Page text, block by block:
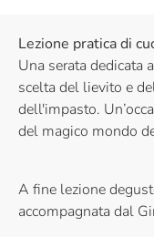
Lezione pratica di
Una serata dedicata
scelta del lievito e
dell'impasto.
del magico mondo
A fine lezione
accompagnata dal